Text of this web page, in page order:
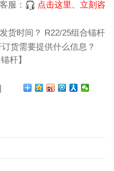
服：
点击这里、立刻咨
货时间？ R22/25组合锚杆
货需要提供什么信息？
杆】